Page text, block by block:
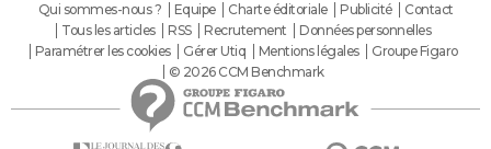
Qui sommes-nous ? Equipe Charte éditoriale Publicité
Contact
Tous les articles
RSS Recrutement
Données personnelles
Paramétrer les cookies
Gérer Utiq Mentions légales
Groupe Figaro
© 2026 CCM Benchmark